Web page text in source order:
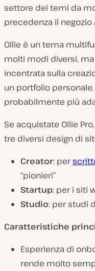
settore dei temi da
precedenza il negozio
Ollie è un tema
molti modi diversi,
incentrata sulla
un portfolio
probabilmente più
Se acquistate Ollie
tre diversi design di
Creator: per
“pionieri”
Startup: per i siti
Studio: per studi
Caratteristiche
Esperienza di
rende molto